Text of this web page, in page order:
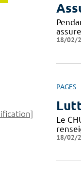
18/02/
PAGES
Le
18/02/